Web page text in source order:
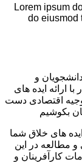
Lorem ipsum
do eiusmod
و
ارائه ایده های
اقتصادی دست
بکوشیم
های خلاق شما
و مطالعه در این
کارآفرینان و